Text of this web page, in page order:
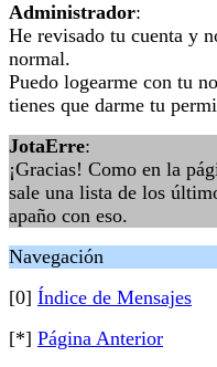
Administrador:
He revisado tu cuenta y
normal.
Puedo logearme con tu
tienes que darme tu
JotaErre:
¡Gracias! Como en la
sale una lista de los
apaño con eso.
Navegación
[0] Índice de Mensajes
[*] Página Anterior